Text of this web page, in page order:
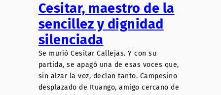
Cesitar, maestro de la
sencillez y dignidad
silenciada
Se murió Cesitar Callejas. Y con su
partida, se apagó una de esas voces que,
sin alzar la voz, decían tanto. Campesino
desplazado de Ituango, amigo cercano de